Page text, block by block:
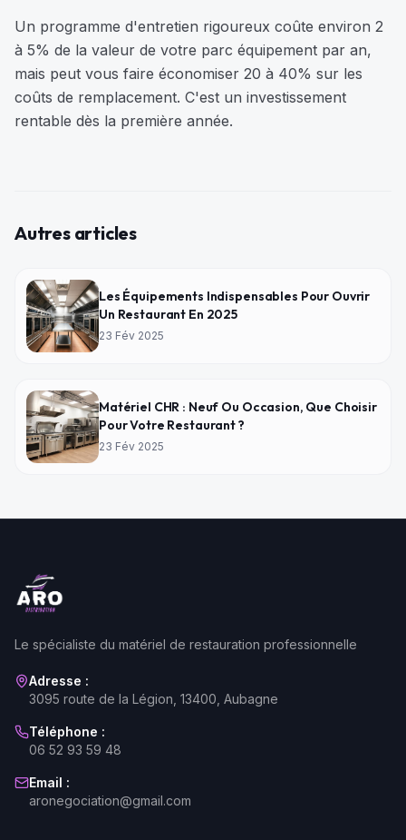
Un programme d'entretien rigoureux coûte environ 2
à 5% de la valeur de votre parc équipement par an,
mais peut vous faire économiser 20 à 40% sur les
coûts de remplacement. C'est un investissement
rentable dès la première année.
Autres articles
Les Équipements Indispensables Pour Ouvrir
Un Restaurant En 2025
23 Fév 2025
Matériel CHR : Neuf Ou Occasion, Que Choisir
Pour Votre Restaurant ?
23 Fév 2025
Le spécialiste du matériel de restauration professionnelle
Adresse :
3095 route de la Légion, 13400, Aubagne
Téléphone :
06 52 93 59 48
Email :
aronegociation@gmail.com